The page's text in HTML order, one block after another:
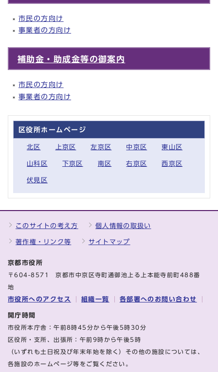
市民の方向け
事業者の方向け
補助金・助成金等の御案内
市民の方向け
事業者の方向け
区役所ホームページ
北区 上京区 左京区 中京区 東山区
山科区 下京区 南区 右京区 西京区
伏見区
このサイトの考え方 個人情報の取扱い
著作権・リンク等 サイトマップ
京都市役所
〒604-8571 京都市中京区寺町通御池上る上本能寺前町488番
地
市役所へのアクセス 組織一覧 各部署へのお問い合わせ
開庁時間
市役所本庁舎：午前8時45分から午後5時30分
区役所・支所、出張所：午前9時から午後5時
（いずれも土日祝及び年末年始を除く）その他の施設については、
各施設のホームページ等をご覧ください。